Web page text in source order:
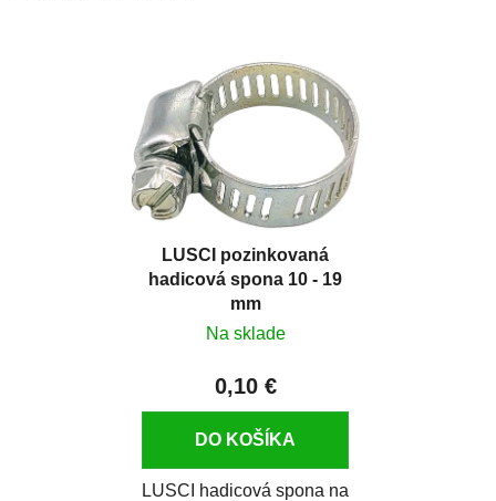
LUSCI pozinkovaná
hadicová spona 10 - 19
mm
Na sklade
0,10 €
DO KOŠÍKA
LUSCI hadicová spona na